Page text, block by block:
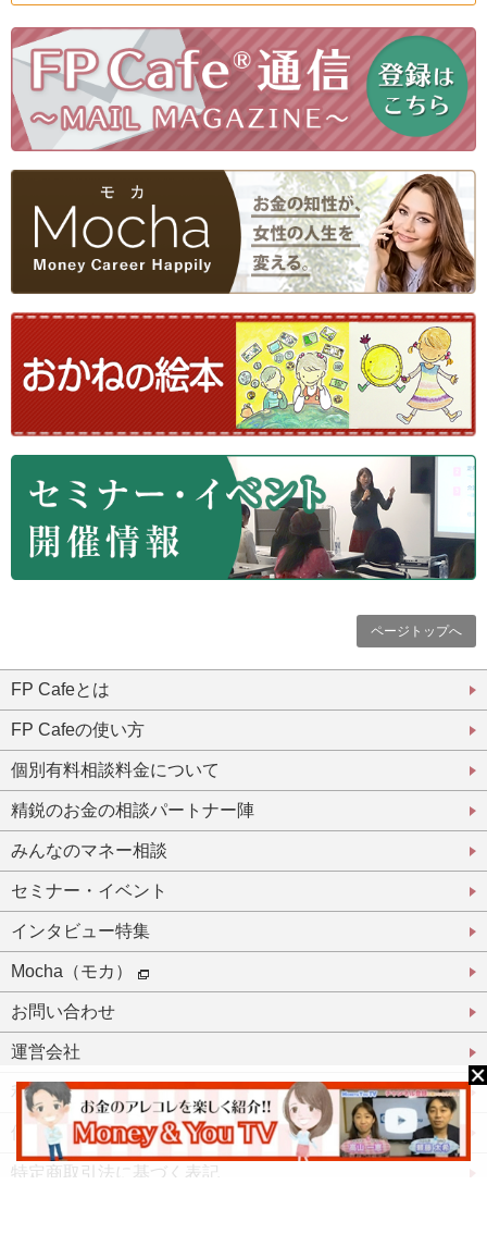
ページトップへ
FP Cafeとは
FP Cafeの使い方
個別有料相談料金について
精鋭のお金の相談パートナー陣
みんなのマネー相談
セミナー・イベント
インタビュー特集
Mocha（モカ）
お問い合わせ
運営会社
利用規約
個人情報保護方針
特定商取引法に基づく表記